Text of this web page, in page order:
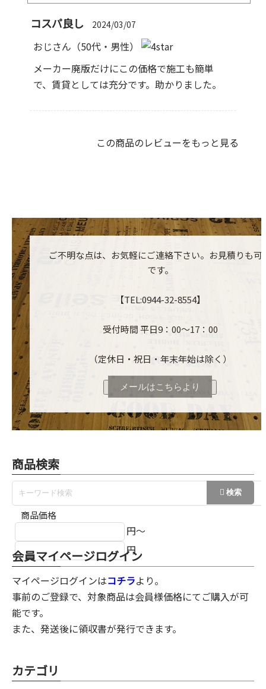
コスパ良し 2024/03/07
おじさん （50代・男性）
メーカー廃版だけにこの価格で施工も簡単
で、賃貸としては充分です。助かりました。
この商品のレビューをもっと見る
ご不明な点は、お気軽にご連絡下さい。お見積りも可
です。
【TEL:0944-32-8554】
受付時間 平日9：00～17：00
（定休日・祝日・年末年始は除く）
メールはこちらより
商品検索
商品価格
円～
円
会員マイページログイン
マイページログインはコチラより。
事前のご登録で、対象商品は会員様価格にてご購入が可
能です。
また、発送後に領収書が発行できます。
カテゴリ